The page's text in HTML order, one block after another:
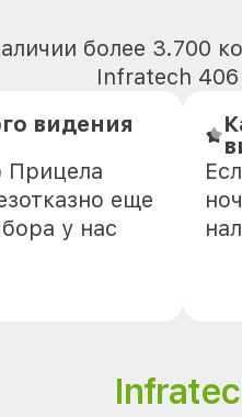
более 3.700
Infratech
видения
Прицела
еще
у нас